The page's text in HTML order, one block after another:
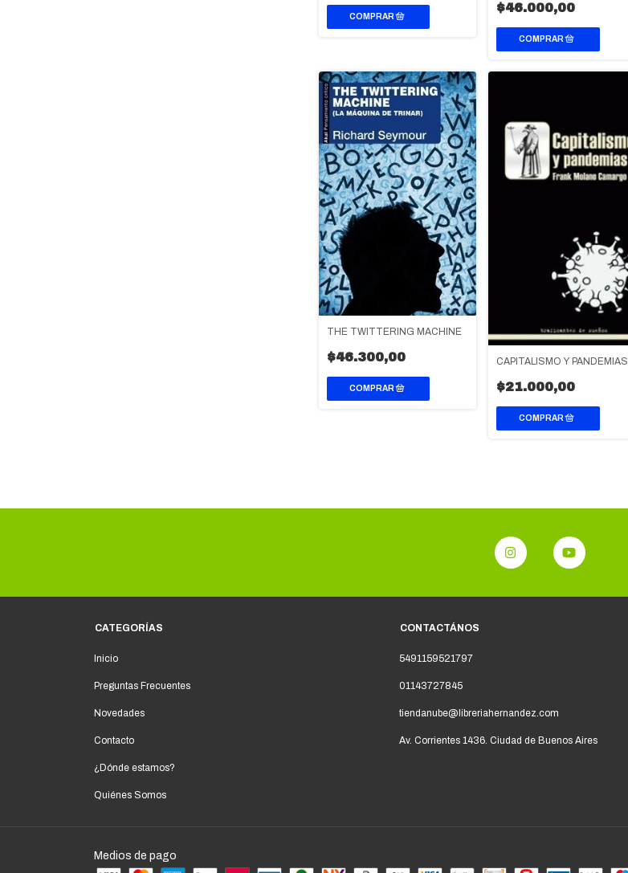
$46.000,00
THE TWITTERING MACHINE
$46.300,00 CAPITALISMO Y PANDEMIAS
$21.000,00
CATEGORÍAS
Inicio
Preguntas Frecuentes
Novedades
Contacto
¿Dónde estamos?
Quiénes Somos
CONTACTÁNOS
5491159521797
01143727845
tiendanube@libreriahernandez.com
Av. Corrientes 1436. Ciudad de Buenos Aires
Medios de pago